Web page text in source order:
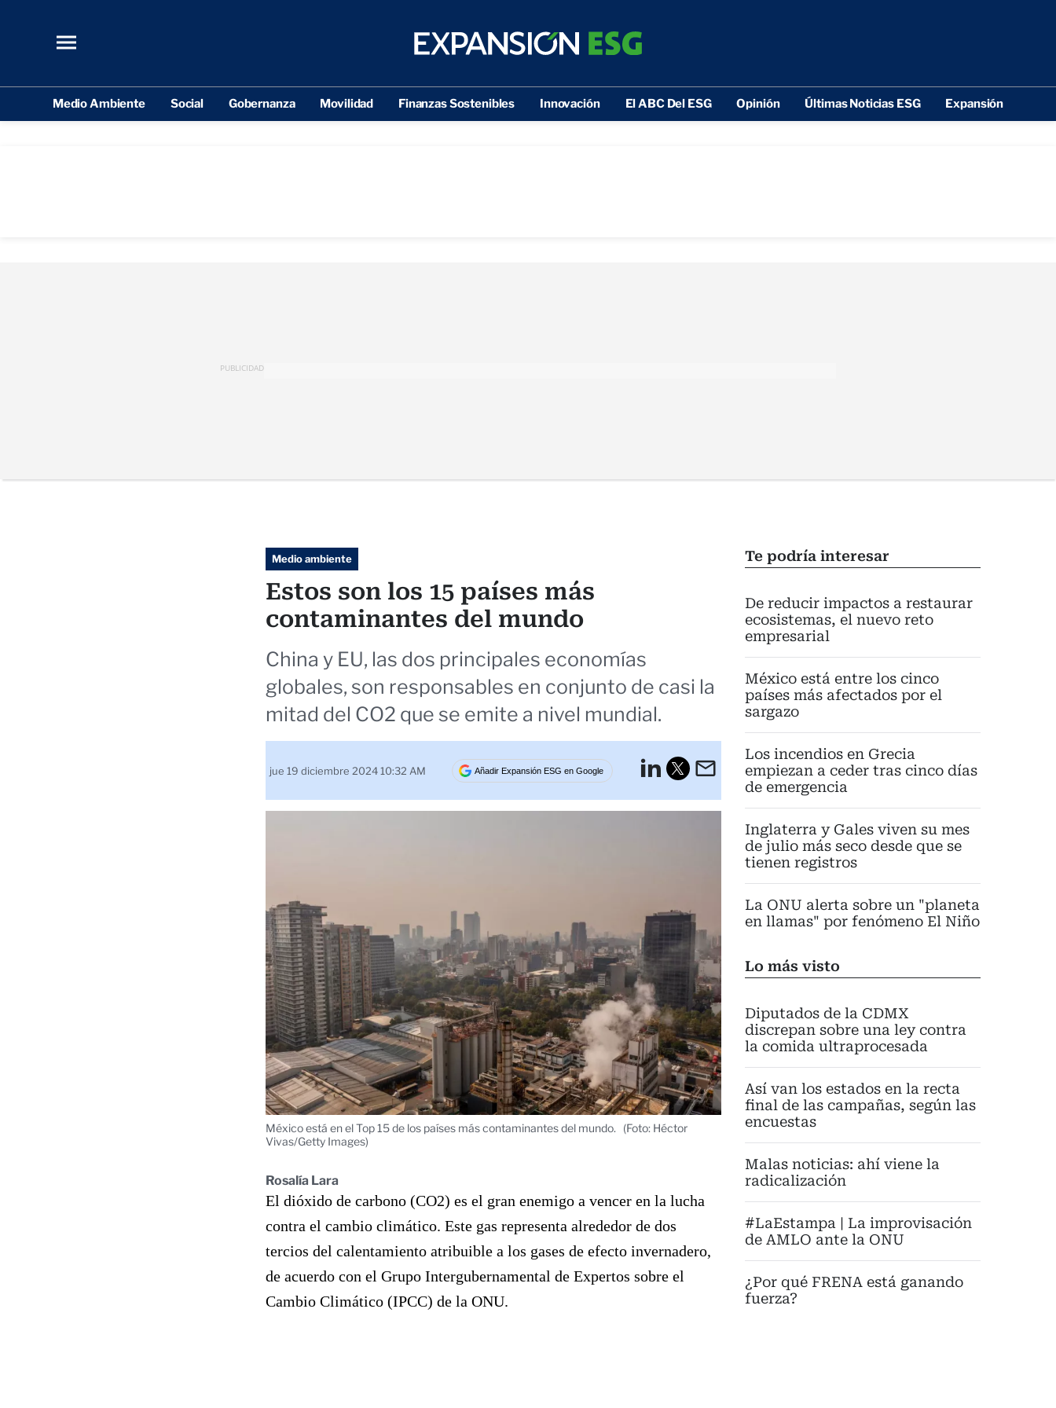
Medio Ambiente Social Gobernanza Movilidad Finanzas Sostenibles Innovación El ABC Del ESG Opinión Últimas Noticias ESG Expansión
PUBLICIDAD
Te podría interesar
De reducir impactos a restaurar
ecosistemas, el nuevo reto
empresarial
México está entre los cinco
países más afectados por el
sargazo
Los incendios en Grecia
empiezan a ceder tras cinco días
de emergencia
Inglaterra y Gales viven su mes
de julio más seco desde que se
tienen registros
La ONU alerta sobre un "planeta
en llamas" por fenómeno El Niño
Lo más visto
Diputados de la CDMX
discrepan sobre una ley contra
la comida ultraprocesada
Así van los estados en la recta
final de las campañas, según las
encuestas
Malas noticias: ahí viene la
radicalización
#LaEstampa | La improvisación
de AMLO ante la ONU
¿Por qué FRENA está ganando
fuerza?
Medio ambiente
Estos son los 15 países más
contaminantes del mundo
China y EU, las dos principales economías
globales, son responsables en conjunto de casi la
mitad del CO2 que se emite a nivel mundial.
jue 19 diciembre 2024 10:32 AM Añadir Expansión ESG en Google
LinkedInEmail
México está en el Top 15 de los países más contaminantes del mundo.
(Foto: Héctor
Vivas/Getty Images)
Rosalía Lara
El dióxido de carbono (CO2) es el gran enemigo a vencer en la lucha
contra el cambio climático. Este gas representa alrededor de dos
tercios del calentamiento atribuible a los gases de efecto invernadero,
de acuerdo con el Grupo Intergubernamental de Expertos sobre el
Cambio Climático (IPCC) de la ONU.